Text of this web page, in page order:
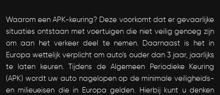
Waarom een APK-keuring? Deze voorkomt dat er gevaarlijke
situaties ontstaan met voertuigen die niet veilig genoeg zijn
om aan het verkeer deel te nemen. Daarnaast is het in
Europa wettelijk verplicht om auto’s ouder dan 3 jaar, jaarlijks
te laten keuren. Tijdens de Algemeen Periodieke Keuring
(APK) wordt uw auto nagelopen op de minimale veiligheids-
en milieueisen die in Europa gelden. Hierbij kunt u denken